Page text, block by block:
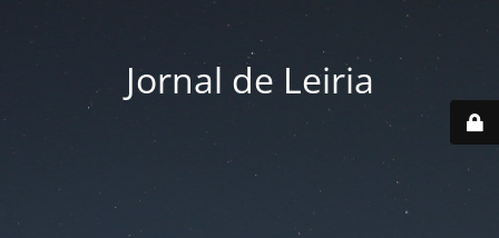
Jornal de Leiria